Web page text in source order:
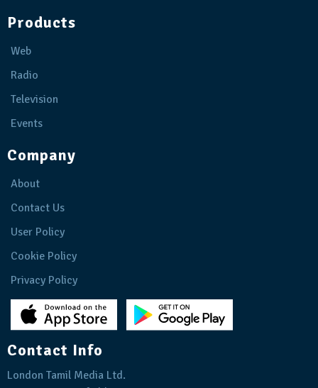
Products
Web
Radio
Television
Events
Company
About
Contact Us
User Policy
Cookie Policy
Privacy Policy
Contact Info
London Tamil Media Ltd.